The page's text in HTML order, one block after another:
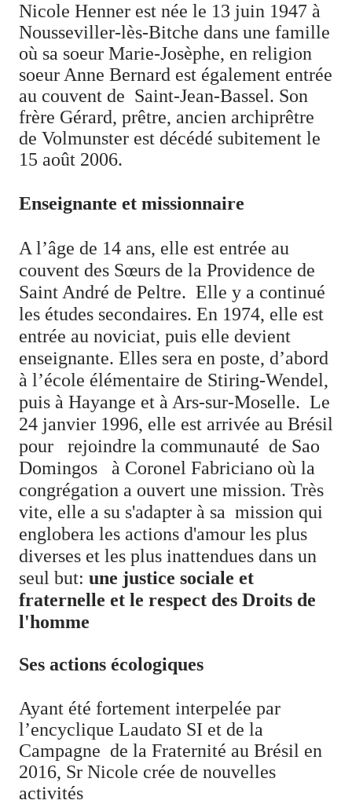
Nicole Henner est née le 13 juin 1947 à
Nousseviller-lès-Bitche dans une famille
où sa soeur Marie-Josèphe, en religion
soeur Anne Bernard est également entrée
au couvent de Saint-Jean-Bassel. Son
frère Gérard, prêtre, ancien archiprêtre
de Volmunster est décédé subitement le
15 août 2006.
Enseignante et missionnaire
A l’âge de 14 ans, elle est entrée au
couvent des Sœurs de la Providence de
Saint André de Peltre. Elle y a continué
les études secondaires. En 1974, elle est
entrée au noviciat, puis elle devient
enseignante. Elles sera en poste, d’abord
à l’école élémentaire de Stiring-Wendel,
puis à Hayange et à Ars-sur-Moselle. Le
24 janvier 1996, elle est arrivée au Brésil
pour
rejoindre la communauté de Sao
Domingos à Coronel Fabriciano où la
congrégation a ouvert une mission. Très
vite, elle a su s'adapter à sa mission qui
englobera les actions d'amour les plus
diverses et les plus inattendues dans un
seul but: une justice sociale et
fraternelle et le respect des Droits de
l'homme
Ses actions écologiques
Ayant été fortement interpelée par
l’encyclique Laudato SI et de la
Campagne de la Fraternité au Brésil en
2016, Sr Nicole crée de nouvelles
activités